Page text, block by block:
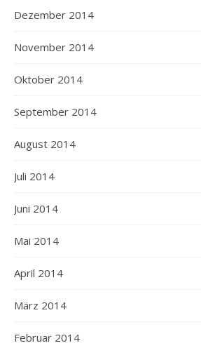
Dezember 2014
November 2014
Oktober 2014
September 2014
August 2014
Juli 2014
Juni 2014
Mai 2014
April 2014
März 2014
Februar 2014